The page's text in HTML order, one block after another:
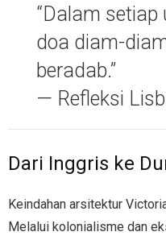
“Dalam
doa diam-
beradab.”
— Refleksi
Dari Inggris ke
Keindahan arsitektur
Melalui kolonialisme dan